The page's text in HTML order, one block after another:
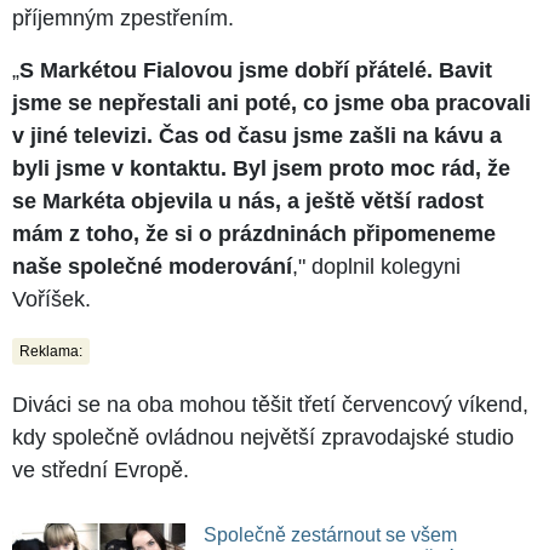
příjemným zpestřením.
„S Markétou Fialovou jsme dobří přátelé. Bavit
jsme se nepřestali ani poté, co jsme oba pracovali
v jiné televizi. Čas od času jsme zašli na kávu a
byli jsme v kontaktu. Byl jsem proto moc rád, že
se Markéta objevila u nás, a ještě větší radost
mám z toho, že si o prázdninách připomeneme
naše společné moderování," doplnil kolegyni
Voříšek.
Reklama:
Diváci se na oba mohou těšit třetí červencový víkend,
kdy společně ovládnou největší zpravodajské studio
ve střední Evropě.
Společně zestárnout se všem